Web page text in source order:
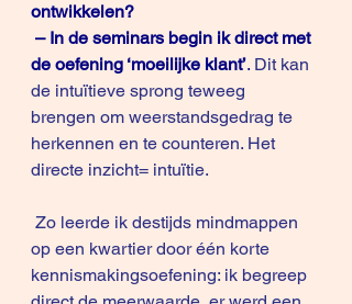
ontwikkelen?
– In de seminars begin ik direct met
de oefening ‘moeilijke klant’. Dit kan
de intuïtieve sprong teweeg
brengen om weerstandsgedrag te
herkennen en te counteren. Het
directe inzicht= intuïtie.
op een kwartier door één korte
kennismakingsoefening: ik begreep